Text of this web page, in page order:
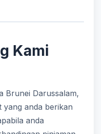
Kami
Brunei Darussalam,
yang anda berikan
anda